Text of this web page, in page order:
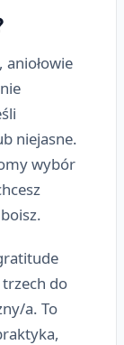
niejasne.
wybór
do
a. To